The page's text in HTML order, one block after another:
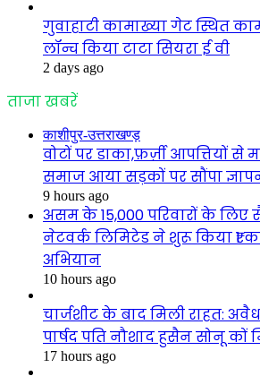
गुवाहाटी कामाख्या गेट स्थित
लॉन्च किया टाटा सियरा ई वी
2 days ago
ताजा खबरें
काशीपुर-उत्तराखण्ड़
वोटों पर डाका,फ़र्ज़ी आपत्तियों से
समाज आया सड़कों पर सौंपा
9 hours ago
असम के 15,000 परिवारों के लिए
नेटवर्क लिमिटेड ने शुरू किया ₹1
अभियान
10 hours ago
चार्जशीट के बाद मिली राहत:
पार्षद पति नौशाद हुसैन सोनू कों
17 hours ago